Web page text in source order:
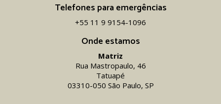
Onde estamos
Matriz
Rua Mastropaulo, 46
Tatuapé
03310-050 São Paulo, SP
Telefones para emergências
+55 11 9 9154-1096‬